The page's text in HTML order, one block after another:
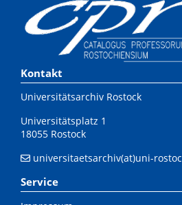
Kontakt
Universitätsarchiv Rostock
Universitätsplatz 1
18055 Rostock
universitaetsarchiv(at)uni-
Service